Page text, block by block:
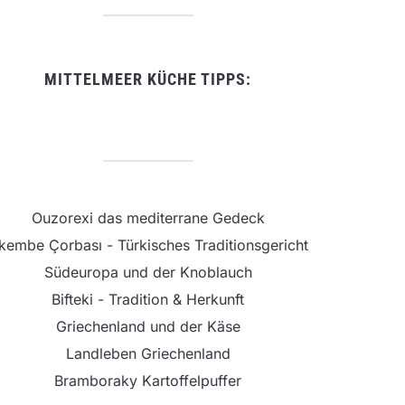
MITTELMEER KÜCHE TIPPS:
Ouzorexi das mediterrane Gedeck
Çorbası - Türkisches Traditionsgericht
Südeuropa und der Knoblauch
Bifteki - Tradition & Herkunft
Griechenland und der Käse
Landleben Griechenland
Bramboraky Kartoffelpuffer